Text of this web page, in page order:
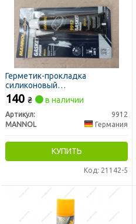
Герметик-прокладка
силиконовый
"Автомобильный" (черный от
-40 °C до +230 °C) / 9912 Gasket
Maker Black Mannol 85 мл
140 ₴ в наличии
Артикул:
9912
MANNOL
Германия
КУПИТЬ
Код: 21142-5